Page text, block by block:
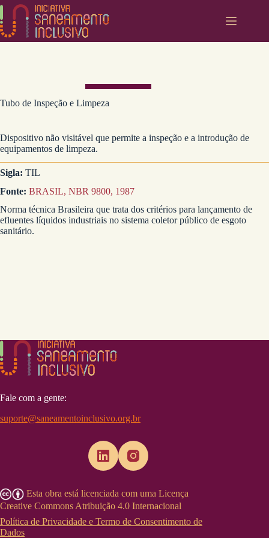
Pular
o
conteúdo
Tubo de Inspeção e Limpeza
Dispositivo não visitável que permite a inspeção e a introdução de
equipamentos de limpeza.
Sigla: TIL
Fonte: BRASIL, NBR 9800, 1987
Norma técnica Brasileira que trata dos critérios para lançamento de
efluentes líquidos industriais no sistema coletor público de esgoto
sanitário.
Fale com a gente:
suporte@saneamentoinclusivo.org.br
Esta obra está licenciada com uma Licença
Creative Commons Atribuição 4.0 Internacional
Política de Privacidade e Termo de Consentimento de
Dados